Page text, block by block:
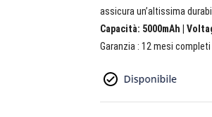
assicura un’altissima
Capacità: 5000mAh |
Garanzia : 12 mesi